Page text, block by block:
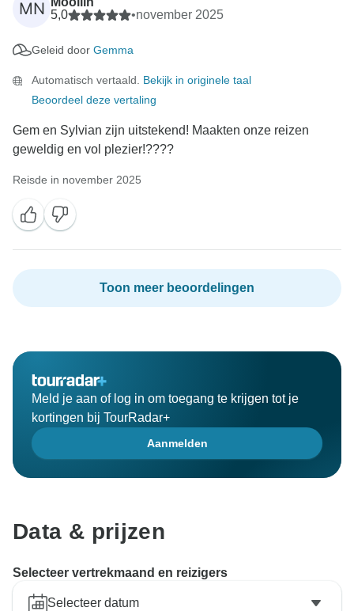
MN 5,0
•november 2025
Geleid door Gemma
Automatisch vertaald. Bekijk in originele taal
Beoordeel deze vertaling
Gem en Sylvian zijn uitstekend! Maakten onze reizen
geweldig en vol plezier!????
Reisde in november 2025
Toon meer beoordelingen
Meld je aan of log in om toegang te krijgen tot je
kortingen bij TourRadar+
Aanmelden
Data & prijzen
Selecteer vertrekmaand en reizigers
Selecteer datum